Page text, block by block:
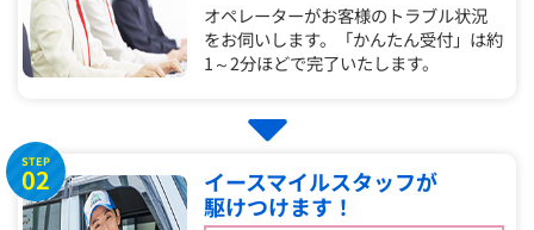
オペレーターがお客様のトラブル状況
をお伺いします。「かんたん受付」は約
1～2分ほどで完了いたします。
STEP
02
イースマイルスタッフが
駆けつけます！